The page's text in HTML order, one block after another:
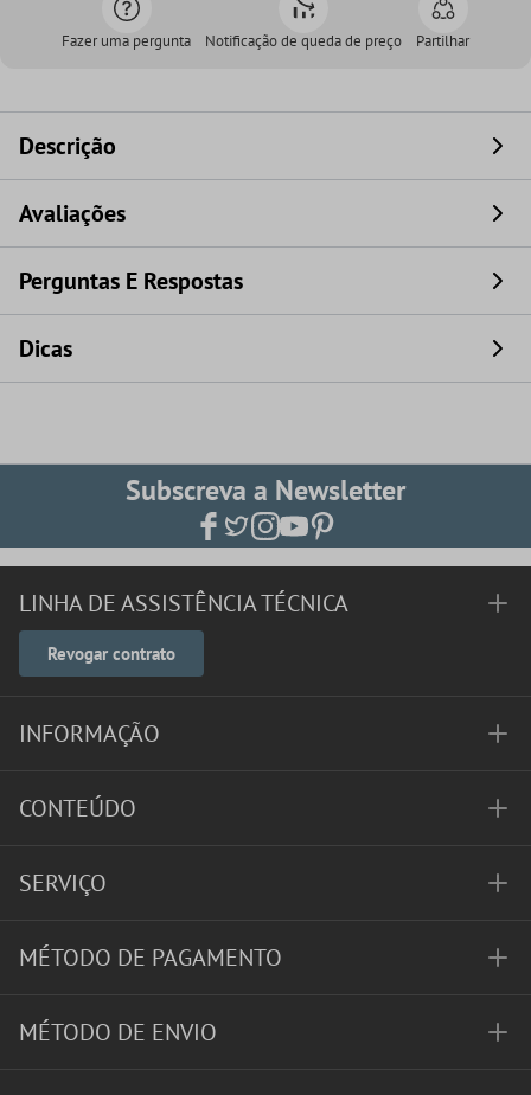
Fazer uma pergunta Notificação de queda de preço Partilhar
Descrição
Avaliações
Perguntas E Respostas
Dicas
Subscreva a Newsletter
LINHA DE ASSISTÊNCIA TÉCNICA
Revogar contrato
INFORMAÇÃO
CONTEÚDO
SERVIÇO
MÉTODO DE PAGAMENTO
MÉTODO DE ENVIO